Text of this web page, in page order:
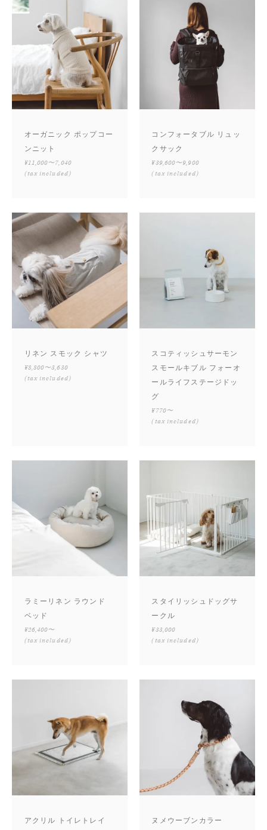
オーガニック ポップコー
ンニット
¥11,000〜7,040
(tax included)
コンフォータブル リュッ
クサック
¥39,600〜9,900
(tax included)
リネン スモック シャツ
¥8,800〜3,630
(tax included)
スコティッシュサーモン
スモールキブル フォーオ
ールライフステージドッ
グ
¥770〜
(tax included)
ラミーリネン ラウンド
ベッド
¥26,400〜
(tax included)
スタイリッシュドッグサ
ークル
¥33,000
(tax included)
アクリル トイレトレイ
ヌメウーブンカラー